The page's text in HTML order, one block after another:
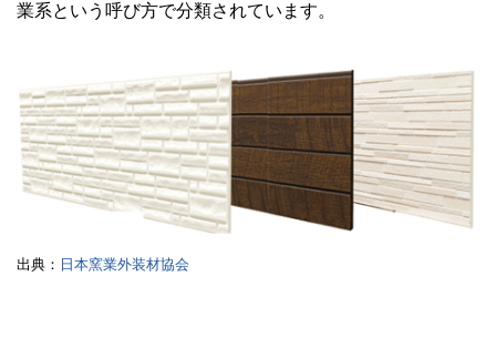
業系という呼び方で分類されています。
出典： 日本窯業外装材協会